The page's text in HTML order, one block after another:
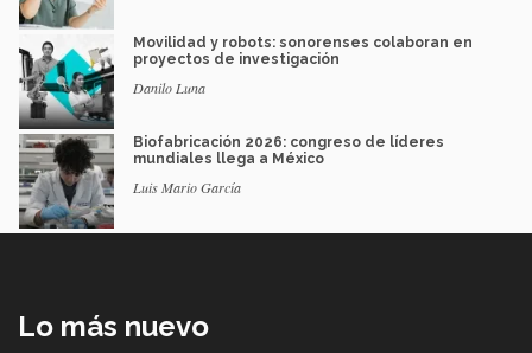
Movilidad y robots: sonorenses colaboran en
proyectos de investigación
Danilo Luna
Biofabricación 2026: congreso de líderes
mundiales llega a México
Luis Mario García
Lo más nuevo